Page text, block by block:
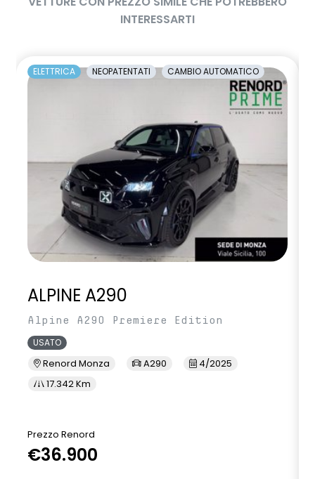
INTERESSARTI
ELETTRICA NEOPATENTATI CAMBIO AUTOMATICO
ALPINE A290
Alpine A290 Premiere Edition
USATO
Renord Monza A290
4/2025
17.342 Km
Prezzo Renord
€36.900